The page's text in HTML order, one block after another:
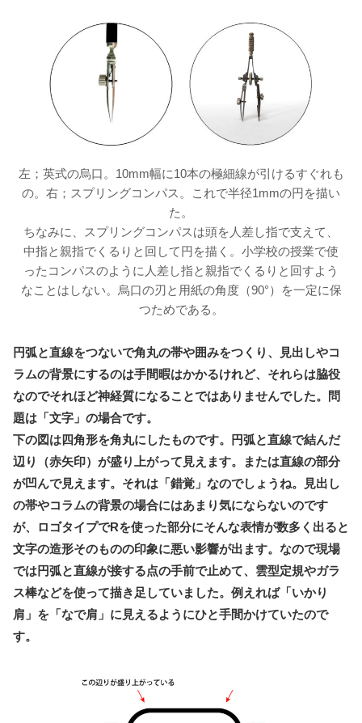
左；英式の烏口。10mm幅に10本の極細線が引けるすぐれも
の。右；スプリングコンパス。これで半径1mmの円を描い
た。
ちなみに、スプリングコンパスは頭を人差し指で支えて、
中指と親指でくるりと回して円を描く。小学校の授業で使
ったコンパスのように人差し指と親指でくるりと回すよう
なことはしない。烏口の刃と用紙の角度（90°）を一定に保
つためである。
円弧と直線をつないで角丸の帯や囲みをつくり、見出しやコ
ラムの背景にするのは手間暇はかかるけれど、それらは脇役
なのでそれほど神経質になることではありませんでした。問
題は「文字」の場合です。
下の図は四角形を角丸にしたものです。円弧と直線で結んだ
辺り（赤矢印）が盛り上がって見えます。または直線の部分
が凹んで見えます。それは「錯覚」なのでしょうね。見出し
の帯やコラムの背景の場合にはあまり気にならないのです
が、ロゴタイプでRを使った部分にそんな表情が数多く出ると
文字の造形そのものの印象に悪い影響が出ます。なので現場
では円弧と直線が接する点の手前で止めて、雲型定規やガラ
ス棒などを使って描き足していました。例えれば「いかり
肩」を「なで肩」に見えるようにひと手間かけていたので
す。